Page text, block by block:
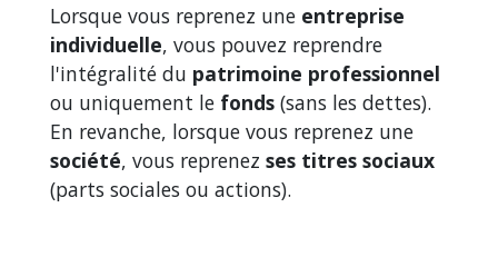
Lorsque vous reprenez une entreprise
individuelle, vous pouvez reprendre
l'intégralité du patrimoine professionnel
ou uniquement le fonds (sans les dettes).
En revanche, lorsque vous reprenez une
société, vous reprenez ses titres sociaux
(parts sociales ou actions).